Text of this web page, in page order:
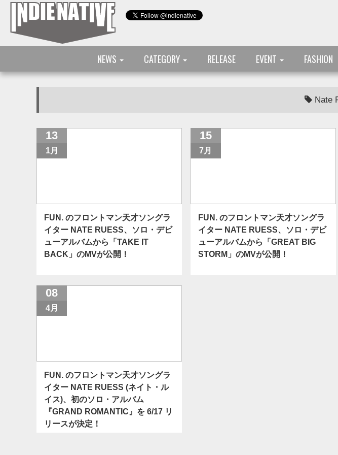
NEWS CATEGORY RELEASE EVENT FASHION
Nate
13
1月
FUN. のフロントマン天才ソングラ
イター NATE RUESS、ソロ・デビ
ューアルバムから「TAKE IT
BACK」のMVが公開！
15
7月
FUN. のフロントマン天才ソングラ
イター NATE RUESS、ソロ・デビ
ューアルバムから「GREAT BIG
STORM」のMVが公開！
08
4月
FUN. のフロントマン天才ソングラ
イター NATE RUESS (ネイト・ル
イス)、初のソロ・アルバム
『GRAND ROMANTIC』を 6/17 リ
リースが決定！